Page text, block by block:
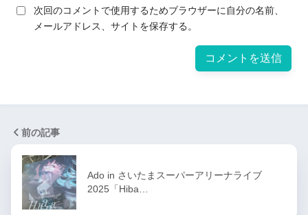
次回のコメントで使用するためブラウザーに自分の名前、
メールアドレス、サイトを保存する。
前の記事
Ado in さいたまスーパーアリーナライブ
2025「Hiba…